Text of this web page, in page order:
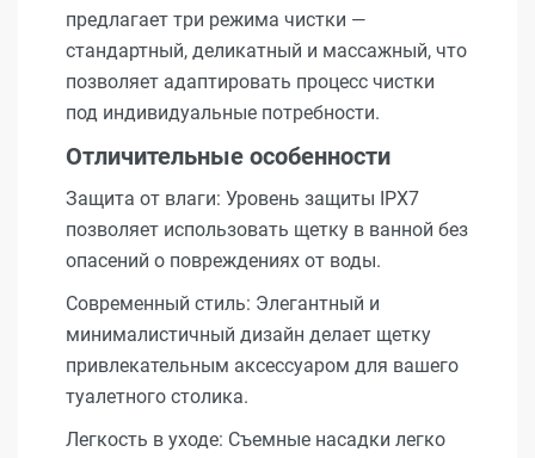
предлагает три режима чистки —
стандартный, деликатный и массажный, что
позволяет адаптировать процесс чистки
под индивидуальные потребности.
Отличительные особенности
Защита от влаги: Уровень защиты IPX7
позволяет использовать щетку в ванной без
опасений о повреждениях от воды.
Современный стиль: Элегантный и
минималистичный дизайн делает щетку
привлекательным аксессуаром для вашего
туалетного столика.
Легкость в уходе: Съемные насадки легко